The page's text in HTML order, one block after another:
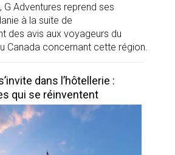
G Adventures reprend ses
à la suite de
des avis aux voyageurs du
Canada concernant cette région.
dans l’hôtellerie :
qui se réinventent